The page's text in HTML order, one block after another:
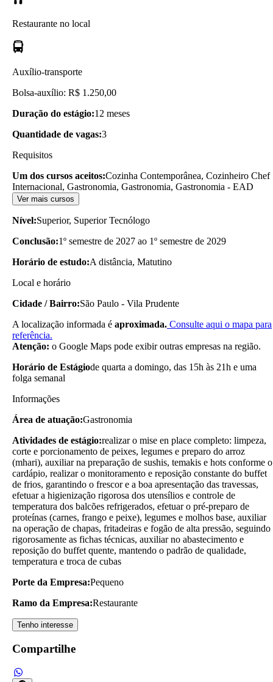
Restaurante no local
Auxílio-transporte
Bolsa-auxílio: R$ 1.250,00
Duração do estágio:12 meses
Quantidade de vagas:3
Requisitos
Um dos cursos aceitos:Cozinha Contemporânea, Cozinheiro Chef
Internacional, Gastronomia, Gastronomia, Gastronomia - EAD
Ver mais cursos
Nível:Superior, Superior Tecnólogo
Conclusão:1º semestre de 2027 ao 1º semestre de 2029
Horário de estudo:A distância, Matutino
Local e horário
Cidade / Bairro:São Paulo - Vila Prudente
A localização informada é aproximada. Consulte aqui o mapa para
referência.
Atenção: o Google Maps pode exibir outras empresas na região.
Horário de Estágiode quarta a domingo, das 15h às 21h e uma
folga semanal
Informações
Área de atuação:Gastronomia
Atividades de estágio:realizar o mise en place completo: limpeza,
corte e porcionamento de peixes, legumes e preparo do arroz
(mhari), auxiliar na preparação de sushis, temakis e hots conforme o
cardápio, realizar o monitoramento e reposição constante do buffet
de frios, garantindo o frescor e a boa apresentação das travessas,
efetuar a higienização rigorosa dos utensílios e controle de
temperatura dos balcões refrigerados, efetuar o pré-preparo de
proteínas (carnes, frango e peixe), legumes e molhos base, auxiliar
na operação de chapas, fritadeiras e fogão de alta pressão, seguindo
rigorosamente as fichas técnicas, auxiliar no abastecimento e
reposição do buffet quente, mantendo o padrão de qualidade,
temperatura e troca de cubas
Porte da Empresa:Pequeno
Ramo da Empresa:Restaurante
Tenho interesse
Compartilhe